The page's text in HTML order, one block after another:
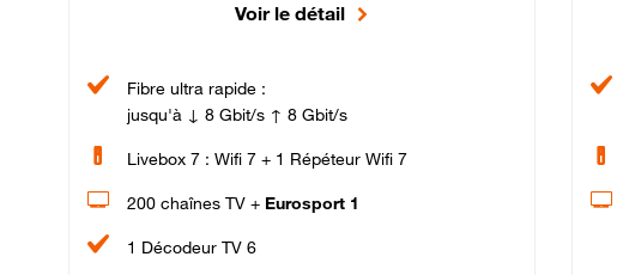
Voir le détail
Fibre ultra rapide :
jusqu'à ↓ 8 Gbit/s ↑ 8 Gbit/s
Livebox 7 : Wifi 7 + 1 Répéteur Wifi 7
200 chaînes TV + Eurosport 1
1 Décodeur TV 6